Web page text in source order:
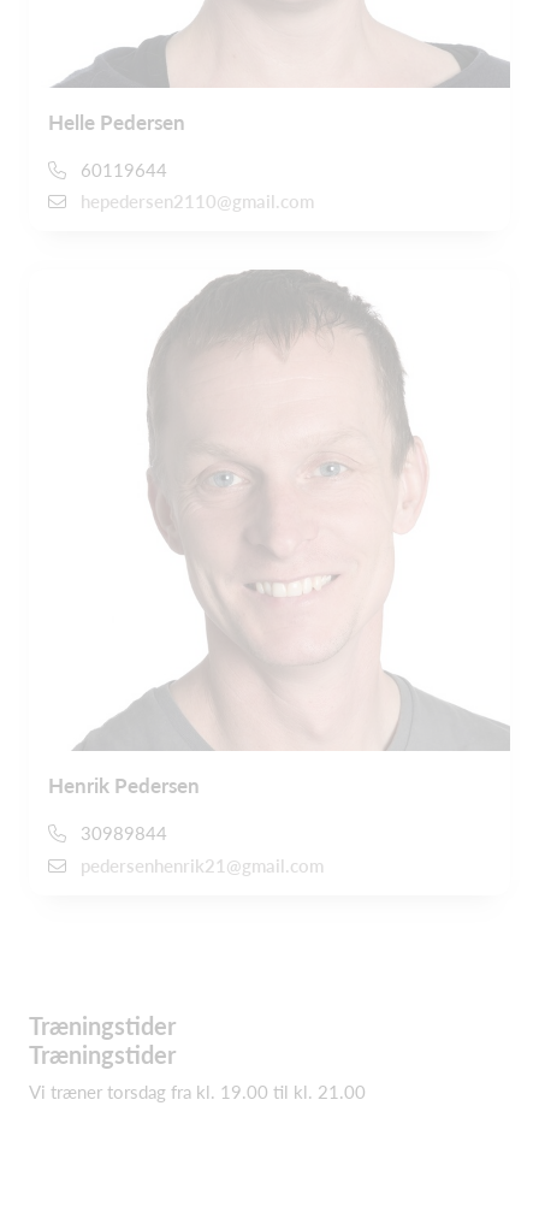
Helle Pedersen
60119644
hepedersen2110@gmail.com
Henrik Pedersen
30989844
pedersenhenrik21@gmail.com
Træningstider
Træningstider
Vi træner torsdag fra kl. 19.00 til kl. 21.00